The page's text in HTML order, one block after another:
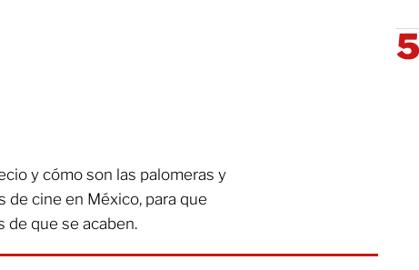
y cómo son las palomeras y
de cine en México, para que
de que se acaben.